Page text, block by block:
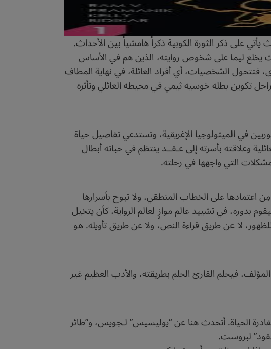
على ذكر الثورة الكوبية ذكراً هامشياً بين الأحداث.
ليما على شخوص روايته، الذين هم في الأساس
فتتحول الشخصيات، أي أفراد العائلة، في نهاية المطاف
تكوين بطله خوسيه ثيمي في محيطه العائلي وتأثره
في الميثولوجيا الإغريقية، وتستدعي تفاصيل حياة
وعلاقته بأسرته إلى عـقــد ينتظم في حباته أبطال
التي واجهها في رحلته.
اعتمادها على الخطاب المنطقي، ولا تبوح بأسرارها
بدوره، في تشييد عالم موازٍ لعالم الرواية، كأن يتخيل
لا عن طريق قراءة النص، ولا عن طريق تأويله. هو
فيحلم القارئ الحلم بطريقته، والأدب العظيم غير
الحياة. أتحدث هنا عن “يوليسيس” لـجويس، و”طائر
لبروست.